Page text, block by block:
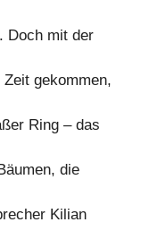
Doch mit der
gekommen,
Ring – das
die
Kilian